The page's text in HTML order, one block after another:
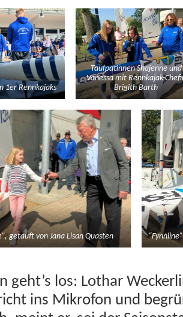
1er Rennkajaks
Tauf­patin­nen Sha­jenne und
Vanes­sa mit Rennka­jak-
Brig­ith Barth
getauft von Jana Lisan Quasten
geht’s los: Lothar
ins Mikro­fon und